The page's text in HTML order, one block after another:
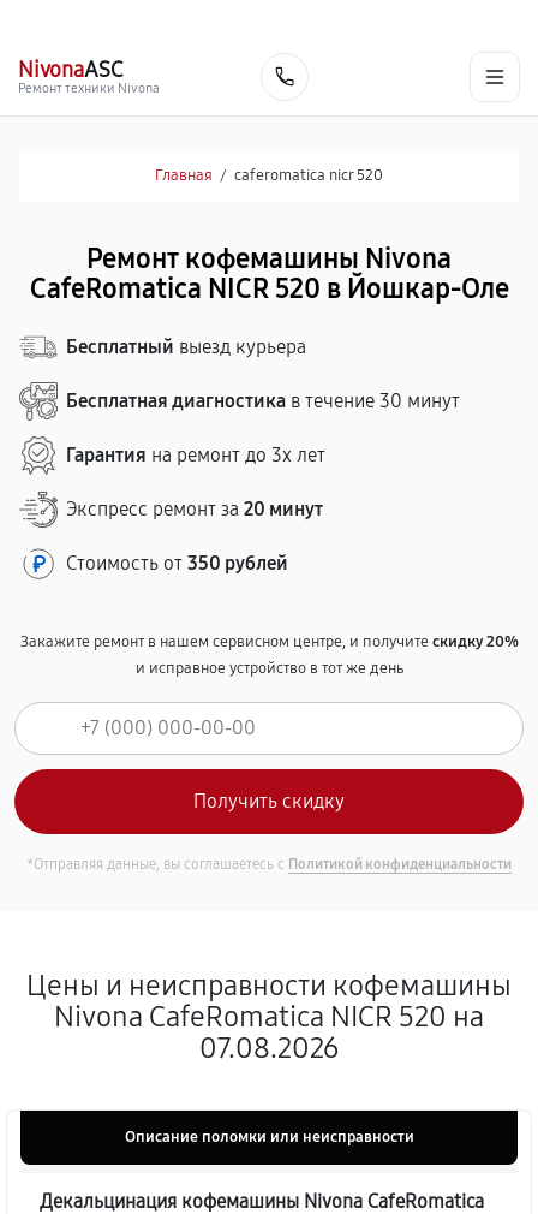
NivonaASC
Ремонт техники Nivona
Главная / caferomatica nicr 520
Ремонт кофемашины Nivona
CafeRomatica NICR 520 в Йошкар-Оле
Бесплатный выезд курьера
Бесплатная диагностика в течение 30 минут
Гарантия на ремонт до 3х лет
Экспресс ремонт за 20 минут
Стоимость от 350 рублей
Закажите ремонт в нашем сервисном центре, и получитескидку 20%
и исправное устройство в тот же день
*Отправляя данные, вы соглашаетесь с Политикой конфиденциальности
Цены и неисправности кофемашины
Nivona CafeRomatica NICR 520 на
07.08.2026
Описание поломки или неисправности
Декальцинация кофемашины Nivona CafeRomatica